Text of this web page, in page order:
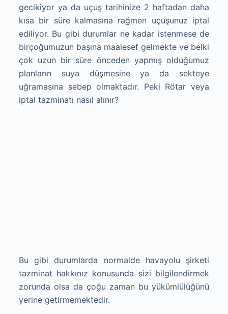
gecikiyor ya da uçuş tarihinize 2 haftadan daha
kısa bir süre kalmasına rağmen uçuşunuz iptal
ediliyor. Bu gibi durumlar ne kadar istenmese de
birçoğumuzun başına maalesef gelmekte ve belki
çok uzun bir süre önceden yapmış olduğumuz
planların suya düşmesine ya da sekteye
uğramasına sebep olmaktadır. Peki Rötar veya
iptal tazminatı nasıl alınır?
Bu gibi durumlarda normalde havayolu şirketi
tazminat hakkınız konusunda sizi bilgilendirmek
zorunda olsa da çoğu zaman bu yükümlülüğünü
yerine getirmemektedir.